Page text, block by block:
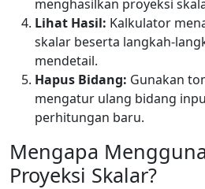
menghasilkan proyeksi
Lihat Hasil: Kalkulator
skalar beserta langkah-
mendetail.
Hapus Bidang: Gunakan
mengatur ulang bidang
perhitungan baru.
Mengapa
Proyeksi Skalar?